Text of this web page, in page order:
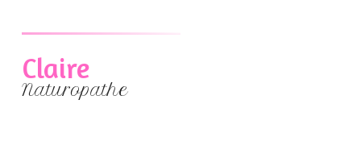
Claire
Naturopathe